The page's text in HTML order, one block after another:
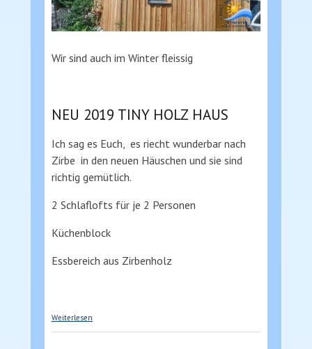
Wir sind auch im Winter fleissig
NEU 2019 TINY HOLZ HAUS
Ich sag es Euch, es riecht wunderbar nach
Zirbe in den neuen Häuschen und sie sind
richtig gemütlich.
2 Schlaflofts für je 2 Personen
Küchenblock
Essbereich aus Zirbenholz
Weiterlesen